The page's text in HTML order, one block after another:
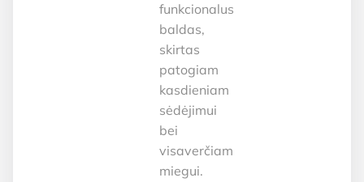
funkcionalus
baldas,
skirtas
patogiam
kasdieniam
sėdėjimui
bei
visaverčiam
miegui.